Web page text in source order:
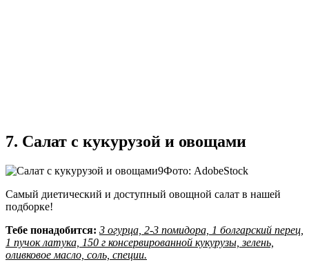
7. Салат с кукурузой и овощами
Фото: AdobeStock
Самый диетический и доступный овощной салат в нашей
подборке!
Тебе понадобится: 3 огурца, 2-3 помидора, 1 болгарский перец,
1 пучок латука, 150 г консервированной кукурузы, зелень,
оливковое масло, соль, специи.